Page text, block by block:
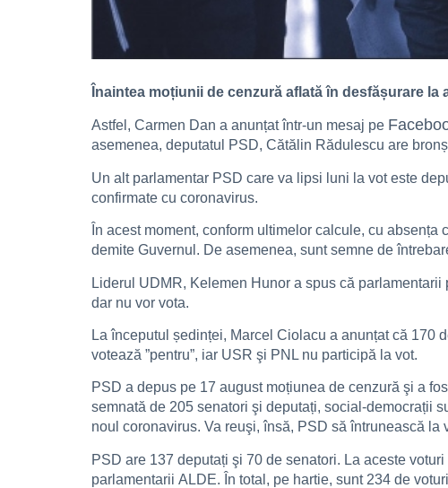
Înaintea moțiunii de cenzură aflată în desfășurare
Astfel, Carmen Dan a anunțat într-un mesaj pe
asemenea, deputatul PSD, Cătălin Rădulescu are
Un alt parlamentar PSD care va lipsi luni la vot este
confirmate cu coronavirus.
În acest moment, conform ultimelor calcule, cu
demite Guvernul. De asemenea, sunt semne de
Liderul UDMR, Kelemen Hunor a spus că
dar nu vor vota.
La începutul ședinței, Marcel Ciolacu a anunțat că 170
votează ”pentru”, iar USR şi PNL nu participă la vot.
PSD a depus pe 17 august moțiunea de cenzură şi a
semnată de 205 senatori şi deputați, social-democrații
noul coronavirus. Va reuşi, însă, PSD să întrunească
PSD are 137 deputați şi 70 de senatori. La aceste
parlamentarii ALDE. În total, pe hartie, sunt 234 de